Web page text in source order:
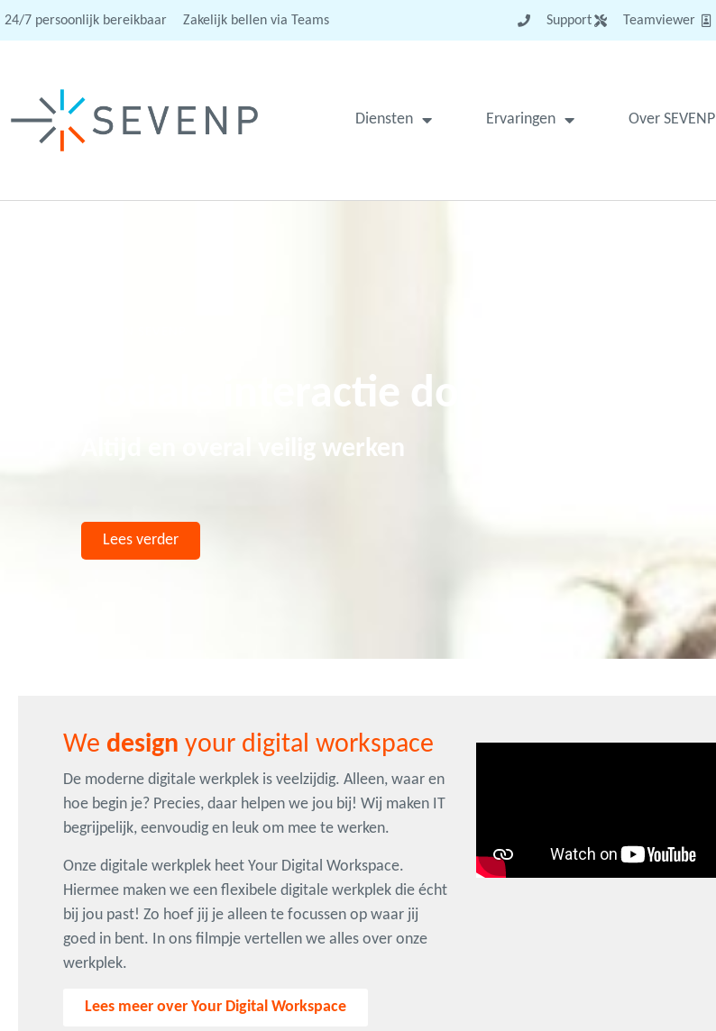
24/7 persoonlijk bereikbaar Zakelijk bellen via Teams Support Teamviewer
Diensten Ervaringen Over SEVENP
Sociale interactie door technologie
Altijd en overal veilig werken
Lees verder
We design your digital workspace
De moderne digitale werkplek is veelzijdig. Alleen, waar en
hoe begin je? Precies, daar helpen we jou bij! Wij maken IT
begrijpelijk, eenvoudig en leuk om mee te werken.
Onze digitale werkplek heet Your Digital Workspace.
Hiermee maken we een flexibele digitale werkplek die écht
bij jou past! Zo hoef jij je alleen te focussen op waar jij
goed in bent. In ons filmpje vertellen we alles over onze
werkplek.
Lees meer over Your Digital Workspace